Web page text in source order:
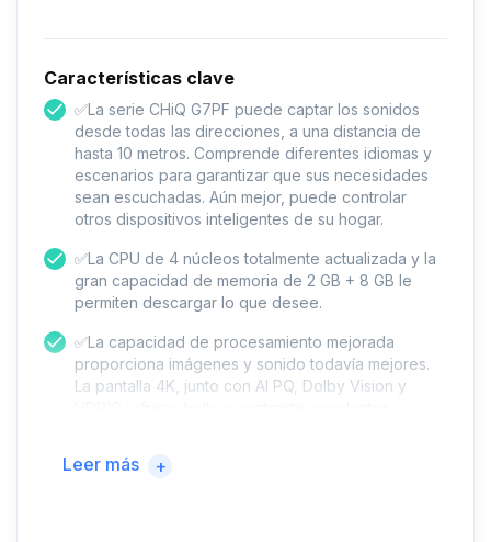
Características clave
✅La serie CHiQ G7PF puede captar los sonidos
desde todas las direcciones, a una distancia de
hasta 10 metros. Comprende diferentes idiomas y
escenarios para garantizar que sus necesidades
sean escuchadas. Aún mejor, puede controlar
otros dispositivos inteligentes de su hogar.
✅La CPU de 4 núcleos totalmente actualizada y la
gran capacidad de memoria de 2 GB + 8 GB le
permiten descargar lo que desee.
✅La capacidad de procesamiento mejorada
proporciona imágenes y sonido todavía mejores.
La pantalla 4K, junto con AI PQ, Dolby Vision y
✅Android TV ofrece más de 5000 aplicaciones
Leer más +